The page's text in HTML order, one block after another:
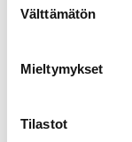
valinta
Välttämätön
Mieltymykset
Tilastot